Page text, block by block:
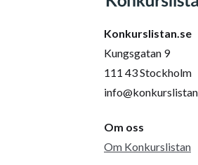
Konkurslistan.se
Kungsgatan 9
111 43 Stockholm
Om oss
Om Konkurslistan